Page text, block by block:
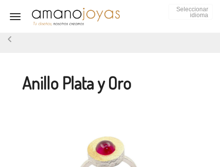
Seleccionar
idioma
Toggle navigation
Anillo Plata y Oro